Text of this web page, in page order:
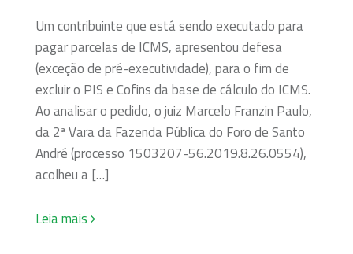
Um contribuinte que está sendo executado para
pagar parcelas de ICMS, apresentou defesa
(exceção de pré-executividade), para o fim de
excluir o PIS e Cofins da base de cálculo do ICMS.
Ao analisar o pedido, o juiz Marcelo Franzin Paulo,
da 2ª Vara da Fazenda Pública do Foro de Santo
André (processo 1503207-56.2019.8.26.0554),
acolheu a […]
Leia mais